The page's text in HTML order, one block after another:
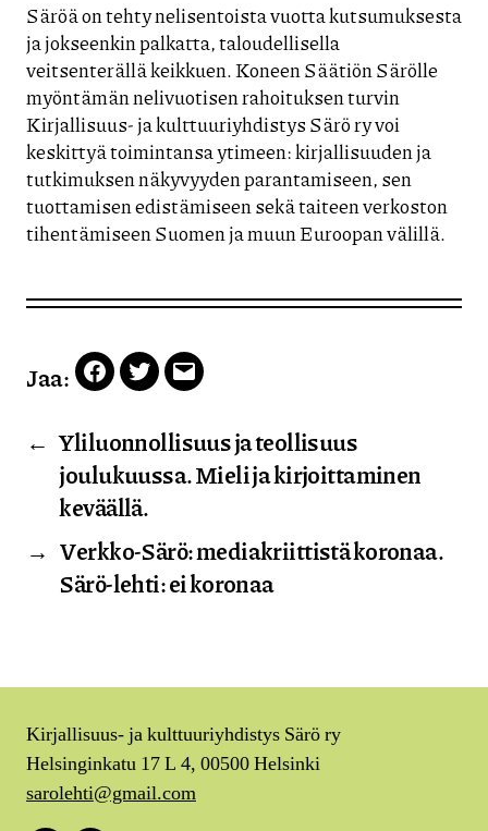
Säröä on tehty nelisentoista vuotta kutsumuksesta
ja jokseenkin palkatta, taloudellisella
veitsenterällä keikkuen. Koneen Säätiön Särölle
myöntämän nelivuotisen rahoituksen turvin
Kirjallisuus- ja kulttuuriyhdistys Särö ry voi
keskittyä toimintansa ytimeen: kirjallisuuden ja
tutkimuksen näkyvyyden parantamiseen, sen
tuottamisen edistämiseen sekä taiteen verkoston
tihentämiseen Suomen ja muun Euroopan välillä.
Jaa: Facebook
TwitterEmail
← Yliluonnollisuus ja teollisuus
joulukuussa. Mieli ja kirjoittaminen
keväällä.
→ Verkko-Särö: mediakriittistä koronaa.
Särö-lehti: ei koronaa
Kirjallisuus- ja kulttuuriyhdistys Särö ry
Helsinginkatu 17 L 4, 00500 Helsinki
sarolehti@gmail.com